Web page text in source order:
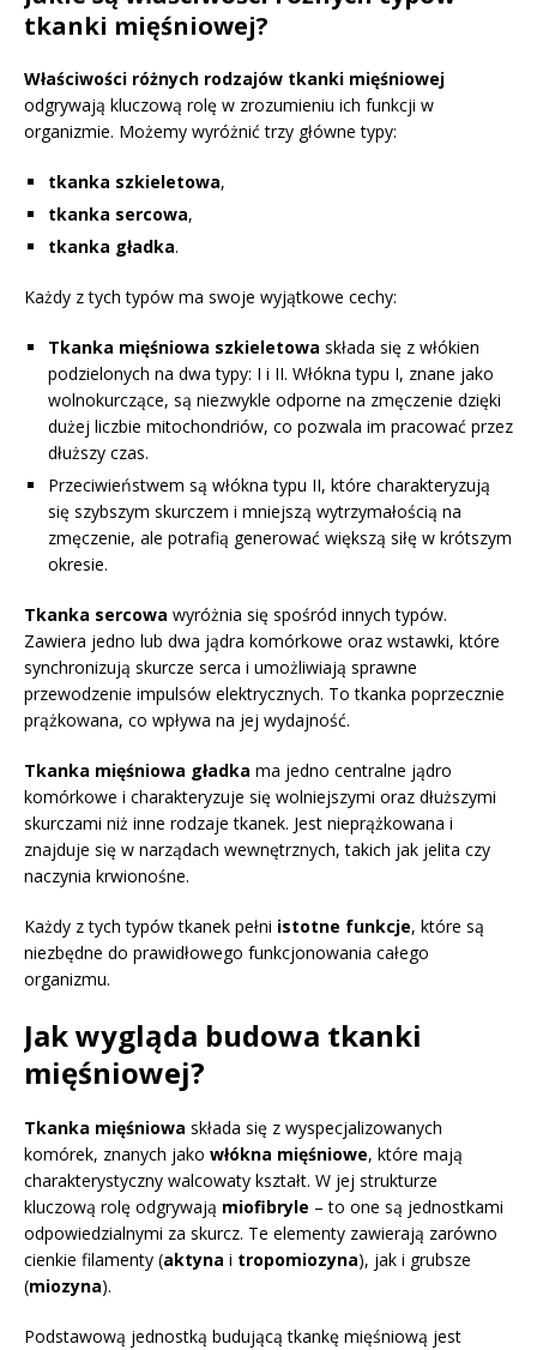
tkanki mięśniowej?
Właściwości różnych rodzajów tkanki mięśniowej
odgrywają kluczową rolę w zrozumieniu ich funkcji w
organizmie. Możemy wyróżnić trzy główne typy:
tkanka szkieletowa,
tkanka sercowa,
tkanka gładka.
Każdy z tych typów ma swoje wyjątkowe cechy:
Tkanka mięśniowa szkieletowa składa się z włókien
podzielonych na dwa typy: I i II. Włókna typu I, znane jako
wolnokurczące, są niezwykle odporne na zmęczenie dzięki
dużej liczbie mitochondriów, co pozwala im pracować przez
dłuższy czas.
Przeciwieństwem są włókna typu II, które charakteryzują
się szybszym skurczem i mniejszą wytrzymałością na
zmęczenie, ale potrafią generować większą siłę w krótszym
okresie.
Tkanka sercowa wyróżnia się spośród innych typów.
Zawiera jedno lub dwa jądra komórkowe oraz wstawki, które
synchronizują skurcze serca i umożliwiają sprawne
przewodzenie impulsów elektrycznych. To tkanka poprzecznie
prążkowana, co wpływa na jej wydajność.
Tkanka mięśniowa gładka ma jedno centralne jądro
komórkowe i charakteryzuje się wolniejszymi oraz dłuższymi
skurczami niż inne rodzaje tkanek. Jest nieprążkowana i
znajduje się w narządach wewnętrznych, takich jak jelita czy
naczynia krwionośne.
Każdy z tych typów tkanek pełni istotne funkcje, które są
niezbędne do prawidłowego funkcjonowania całego
organizmu.
Jak wygląda budowa tkanki
mięśniowej?
Tkanka mięśniowa składa się z wyspecjalizowanych
komórek, znanych jako włókna mięśniowe, które mają
charakterystyczny walcowaty kształt. W jej strukturze
kluczową rolę odgrywają miofibryle – to one są jednostkami
odpowiedzialnymi za skurcz. Te elementy zawierają zarówno
cienkie filamenty (aktyna i tropomiozyna), jak i grubsze
(miozyna).
Podstawową jednostką budującą tkankę mięśniową jest